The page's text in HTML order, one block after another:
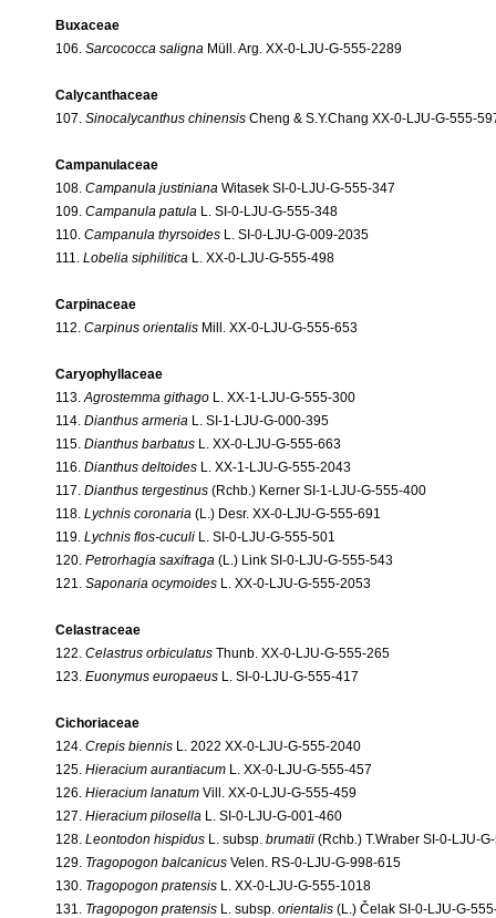
Buxaceae
106. Sarcococca saligna Müll. Arg. XX-0-LJU-G-555-2289
Calycanthaceae
107. Sinocalycanthus chinensis Cheng & S.Y.Chang XX-0-LJU-G-555-
Campanulaceae
108. Campanula justiniana Witasek SI-0-LJU-G-555-347
109. Campanula patula L. SI-0-LJU-G-555-348
110. Campanula thyrsoides L. SI-0-LJU-G-009-2035
111. Lobelia siphilitica L. XX-0-LJU-G-555-498
Carpinaceae
112. Carpinus orientalis Mill. XX-0-LJU-G-555-653
Caryophyllaceae
113. Agrostemma githago L. XX-1-LJU-G-555-300
114. Dianthus armeria L. SI-1-LJU-G-000-395
115. Dianthus barbatus L. XX-0-LJU-G-555-663
116. Dianthus deltoides L. XX-1-LJU-G-555-2043
117. Dianthus tergestinus (Rchb.) Kerner SI-1-LJU-G-555-400
118. Lychnis coronaria (L.) Desr. XX-0-LJU-G-555-691
119. Lychnis flos-cuculi L. SI-0-LJU-G-555-501
120. Petrorhagia saxifraga (L.) Link SI-0-LJU-G-555-543
121. Saponaria ocymoides L. XX-0-LJU-G-555-2053
Celastraceae
122. Celastrus orbiculatus Thunb. XX-0-LJU-G-555-265
123. Euonymus europaeus L. SI-0-LJU-G-555-417
Cichoriaceae
124. Crepis biennis L. 2022 XX-0-LJU-G-555-2040
125. Hieracium aurantiacum L. XX-0-LJU-G-555-457
126. Hieracium lanatum Vill. XX-0-LJU-G-555-459
127. Hieracium pilosella L. SI-0-LJU-G-001-460
128. Leontodon hispidus L. subsp. brumatii (Rchb.) T.Wraber SI-0-LJU-
129. Tragopogon balcanicus Velen. RS-0-LJU-G-998-615
130. Tragopogon pratensis L. XX-0-LJU-G-555-1018
131. Tragopogon pratensis L. subsp. orientalis (L.) Čelak SI-0-LJU-G-